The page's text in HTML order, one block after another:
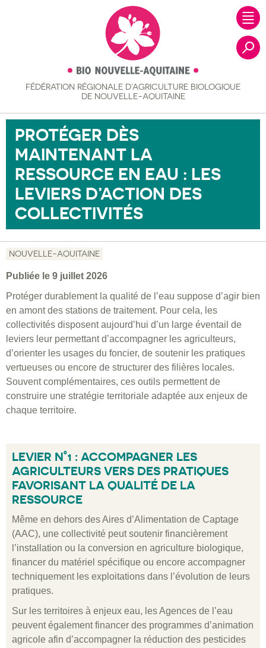
FÉDÉRATION RÉGIONALE D’AGRICULTURE BIOLOGIQUE
DE NOUVELLE-AQUITAINE
PROTÉGER DÈS
MAINTENANT LA
RESSOURCE EN EAU : LES
LEVIERS D’ACTION DES
COLLECTIVITÉS
NOUVELLE-AQUITAINE
Publiée le 9 juillet 2026
Protéger durablement la qualité de l’eau suppose d’agir bien
en amont des stations de traitement. Pour cela, les
collectivités disposent aujourd’hui d’un large éventail de
leviers leur permettant d’accompagner les agriculteurs,
d’orienter les usages du foncier, de soutenir les pratiques
vertueuses ou encore de structurer des filières locales.
Souvent complémentaires, ces outils permettent de
construire une stratégie territoriale adaptée aux enjeux de
chaque territoire.
LEVIER N°1 : ACCOMPAGNER LES
AGRICULTEURS VERS DES PRATIQUES
FAVORISANT LA QUALITÉ DE LA
RESSOURCE
Même en dehors des Aires d’Alimentation de Captage
(AAC), une collectivité peut soutenir financièrement
l’installation ou la conversion en agriculture biologique,
financer du matériel spécifique ou encore accompagner
techniquement les exploitations dans l’évolution de leurs
pratiques.
Sur les territoires à enjeux eau, les Agences de l’eau
peuvent également financer des programmes d’animation
agricole afin d’accompagner la réduction des pesticides